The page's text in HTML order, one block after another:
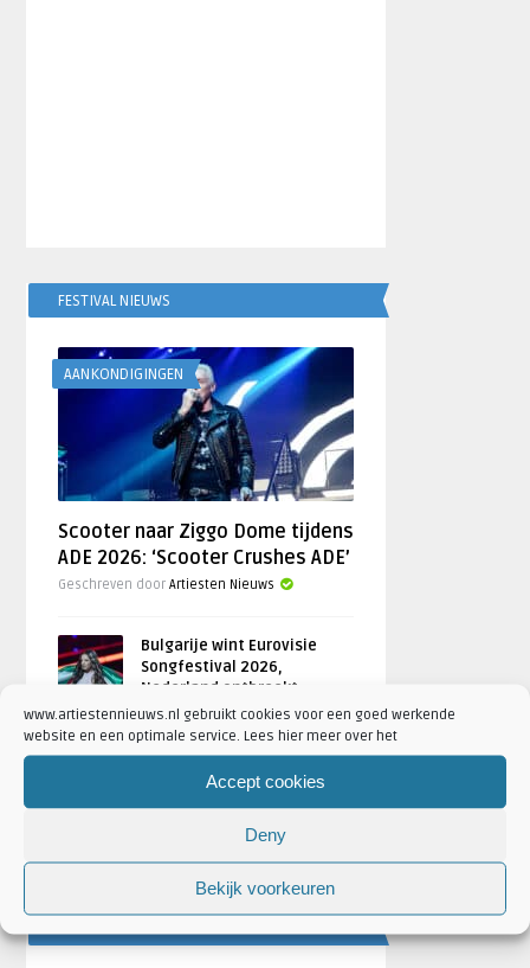
www.artiestennieuws.nl gebruikt cookies voor een goed werkende
website en een optimale service. Lees hier meer over het
Accept cookies
Deny
Bekijk voorkeuren
FESTIVAL NIEUWS
AANKONDIGINGEN
Scooter naar Ziggo Dome tijdens
ADE 2026: ‘Scooter Crushes ADE’
Geschreven doorArtiesten Nieuws
Bulgarije wint Eurovisie
Songfestival 2026,
Nederland ontbreekt
doorDjuna Vaesen
Festivalseizoen 2026 trapt
af met REBiRTH Festival